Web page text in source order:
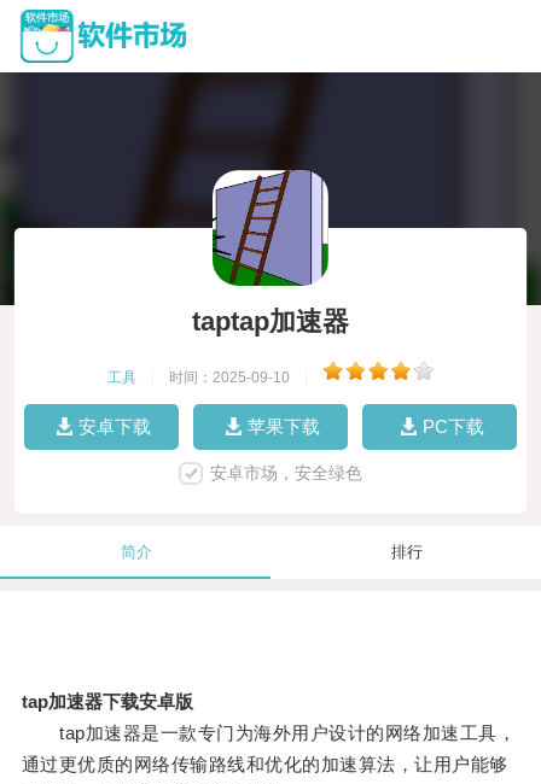
taptap加速器
工具 时间：2025-09-10
安卓下载 苹果下载 PC下载
安卓市场，安全绿色
简介 排行
tap加速器下载安卓版
tap加速器是一款专门为海外用户设计的网络加速工具，
通过更优质的网络传输路线和优化的加速算法，让用户能够